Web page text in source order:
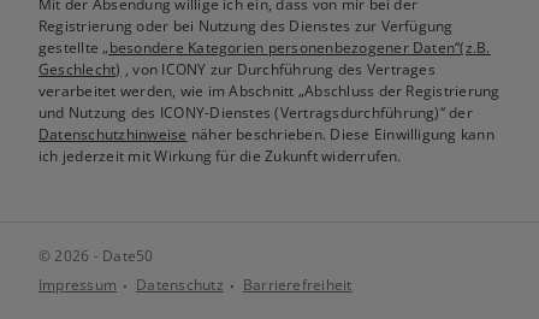
Registrierung oder bei Nutzung des Dienstes zur Verfügung
gestellte„besondere Kategorien personenbezogener Daten“(z.B.
Geschlecht) , von ICONY zur Durchführung des Vertrages
verarbeitet werden, wie im Abschnitt „Abschluss der Registrierung
und Nutzung des ICONY-Dienstes (Vertragsdurchführung)“ der
Datenschutzhinweise näher beschrieben. Diese Einwilligung kann
ich jederzeit mit Wirkung für die Zukunft widerrufen.
© 2026 - Date50
Impressum
Datenschutz Barrierefreiheit